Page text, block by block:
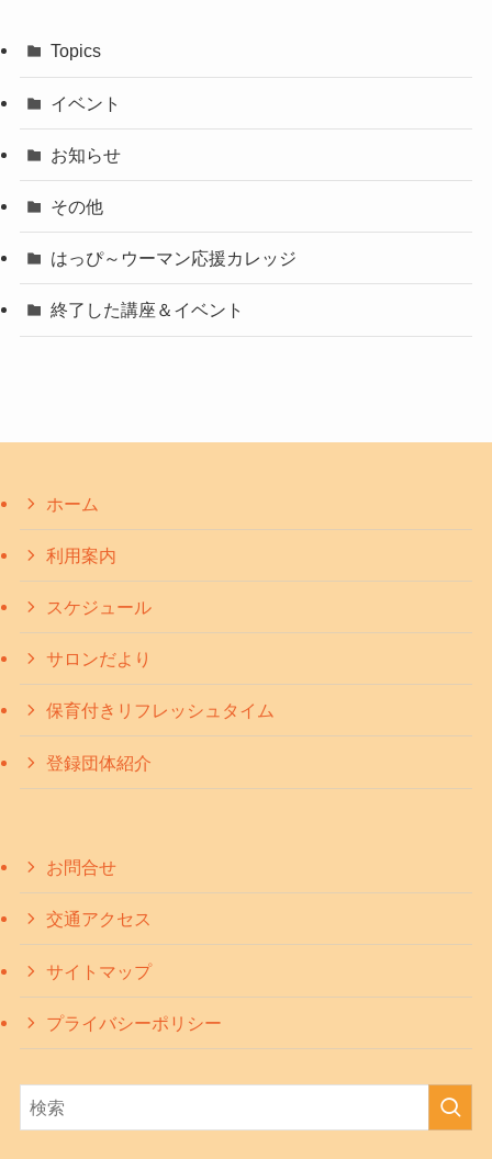
Topics
イベント
お知らせ
その他
はっぴ～ウーマン応援カレッジ
終了した講座＆イベント
ホーム
利用案内
スケジュール
サロンだより
保育付きリフレッシュタイム
登録団体紹介
お問合せ
交通アクセス
サイトマップ
プライバシーポリシー